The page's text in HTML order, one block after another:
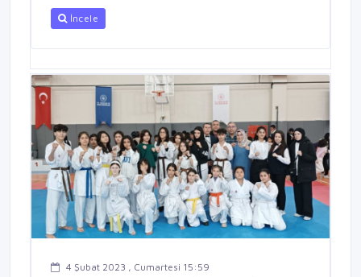
İncele
4 Şubat 2023 , Cumartesi 15:59